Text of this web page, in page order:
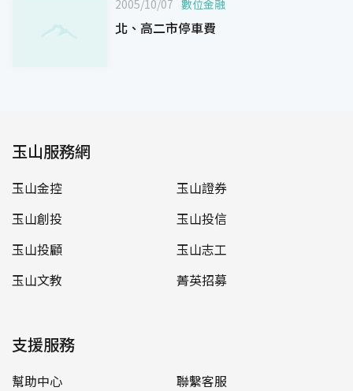
2005/10/07 數位金融
北、高二市停車費
玉山服務網
玉山金控
玉山證券
玉山創投
玉山投信
玉山投顧
玉山志工
玉山文教
菁英招募
支援服務
幫助中心
聯繫客服